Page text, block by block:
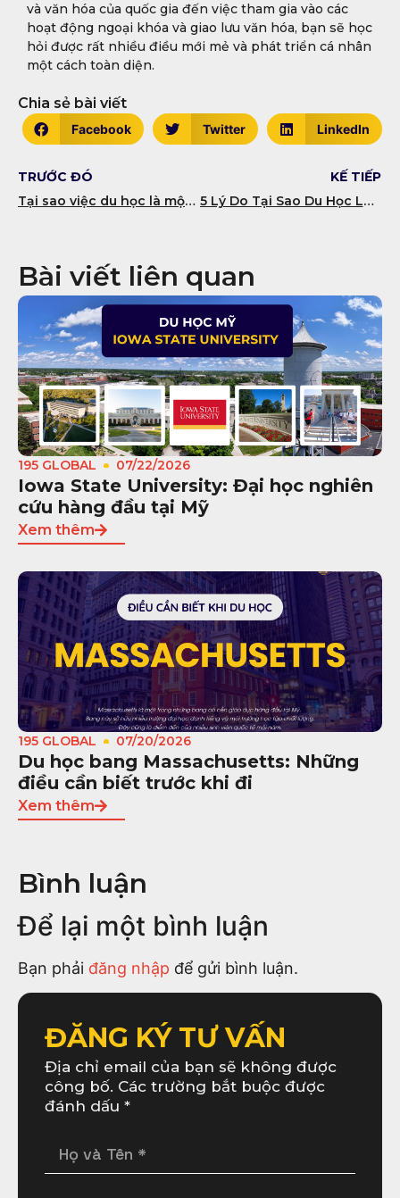
và văn hóa của quốc gia đến việc tham gia vào các
hoạt động ngoại khóa và giao lưu văn hóa, bạn sẽ học
hỏi được rất nhiều điều mới mẻ và phát triển cá nhân
một cách toàn diện.
Chia sẻ bài viết
Facebook Twitter LinkedIn
TRƯỚC ĐÓ
Tại sao việc du học là một quyết định đầy hứa hẹn
KẾ TIẾP
5 Lý Do Tại Sao Du Học Là Quyết Định Tuyệt Vời Cho Tương Lai Của Bạn
Bài viết liên quan
195 GLOBAL 07/22/2026
Iowa State University: Đại học nghiên
cứu hàng đầu tại Mỹ
Xem thêm
195 GLOBAL 07/20/2026
Du học bang Massachusetts: Những
điều cần biết trước khi đi
Xem thêm
Bình luận
Để lại một bình luận
Bạn phải đăng nhập để gửi bình luận.
ĐĂNG KÝ TƯ VẤN
Địa chỉ email của bạn sẽ không được
công bố. Các trường bắt buộc được
đánh dấu *